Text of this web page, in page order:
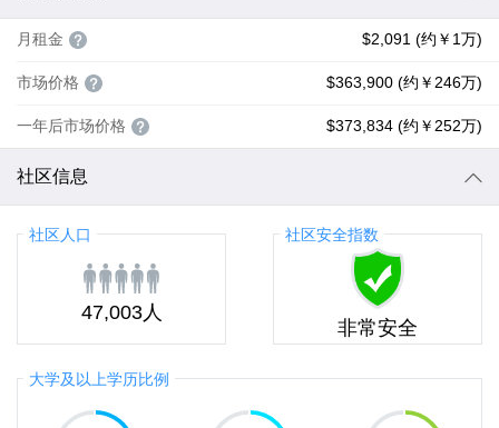
月租金 $2,091 (约￥1万)
市场价格 $363,900 (约￥246万)
一年后市场价格 $373,834 (约￥252万)
社区信息
社区人口
47,003人
社区安全指数
非常安全
大学及以上学历比例